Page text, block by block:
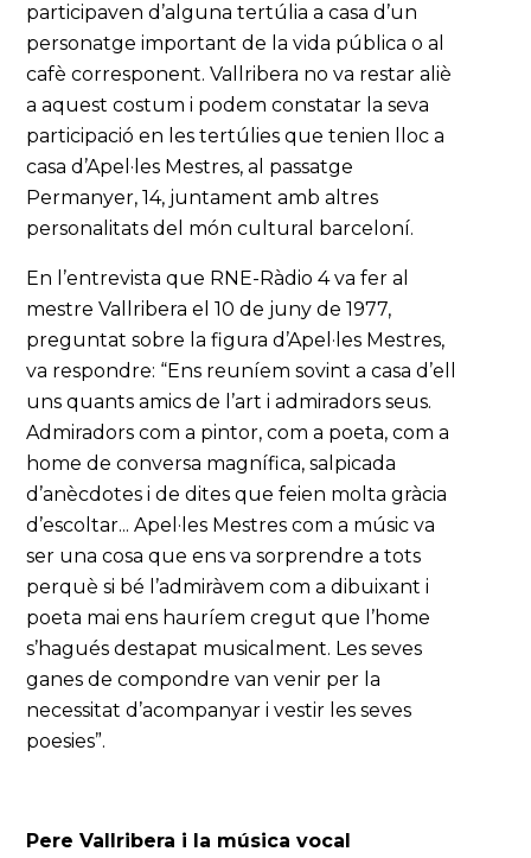
participaven d’alguna tertúlia a casa d’un
personatge important de la vida pública o al
cafè corresponent. Vallribera no va restar aliè
a aquest costum i podem constatar la seva
participació en les tertúlies que tenien lloc a
casa d’Apel·les Mestres, al passatge
Permanyer, 14, juntament amb altres
personalitats del món cultural barceloní.
En l’entrevista que RNE-Ràdio 4 va fer al
mestre Vallribera el 10 de juny de 1977,
preguntat sobre la figura d’Apel·les Mestres,
va respondre: “Ens reuníem sovint a casa d’ell
uns quants amics de l’art i admiradors seus.
Admiradors com a pintor, com a poeta, com a
home de conversa magnífica, salpicada
d’anècdotes i de dites que feien molta gràcia
d’escoltar... Apel·les Mestres com a músic va
ser una cosa que ens va sorprendre a tots
perquè si bé l’admiràvem com a dibuixant i
poeta mai ens hauríem cregut que l’home
s’hagués destapat musicalment. Les seves
ganes de compondre van venir per la
necessitat d’acompanyar i vestir les seves
poesies”.
Pere Vallribera i la música vocal